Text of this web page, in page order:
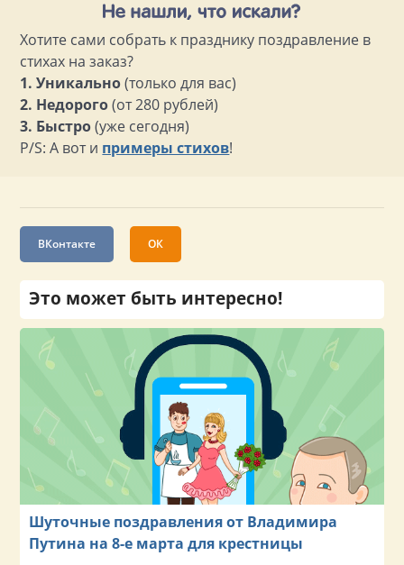
Хотите сами собрать к празднику поздравление в
стихах на заказ?
1. Уникально(только для вас)
2. Недорого(от 280 рублей)
3. Быстро(уже сегодня)
P/S: А вот и примеры стихов!
ВКонтакте ОК
Это может быть интересно!
Шуточные поздравления от Владимира
Путина на 8-е марта для крестницы